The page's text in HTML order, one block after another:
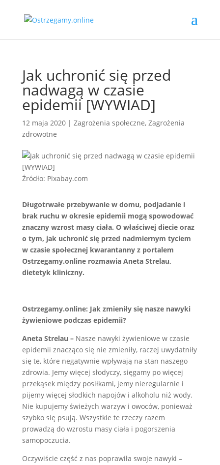
Jak uchronić się przed
nadwagą w czasie
epidemii [WYWIAD]
12 maja 2020| Zagrożenia społeczne, Zagrożenia
zdrowotne
Źródło: Pixabay.com
Długotrwałe przebywanie w domu, podjadanie i
brak ruchu w okresie epidemii mogą spowodować
znaczny wzrost masy ciała. O właściwej diecie oraz
o tym, jak uchronić się przed nadmiernym tyciem
w czasie społecznej kwarantanny z portalem
Ostrzegamy.online rozmawia Aneta Strelau,
dietetyk kliniczny.
Ostrzegamy.online: Jak zmieniły się nasze nawyki
żywieniowe podczas epidemii?
Aneta Strelau –Nasze nawyki żywieniowe w czasie
epidemii znacząco się nie zmieniły, raczej uwydatniły
się te, które negatywnie wpływają na stan naszego
zdrowia. Jemy więcej słodyczy, sięgamy po więcej
przekąsek między posiłkami, jemy nieregularnie i
pijemy więcej słodkich napojów i alkoholu niż wody.
Nie kupujemy świeżych warzyw i owoców, ponieważ
szybko się psują. Wszystkie te rzeczy razem
prowadzą do wzrostu masy ciała i pogorszenia
samopoczucia.
Oczywiście część z nas poprawiła swoje nawyki –